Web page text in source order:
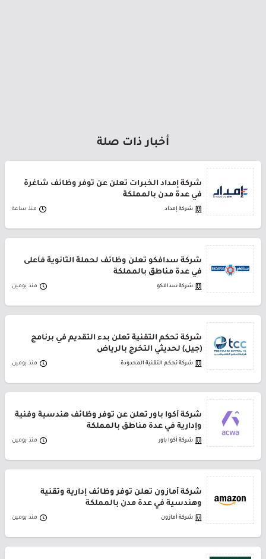
أخبار ذات صلة
شركة إمداد الخبرات تعلن عن توفر وظائف شاغرة
في عدة مدن بالمملكة
شركة إمداد منذ ساعة
شركة سدافكو تعلن وظائف لحملة الثانوية فأعلى
في عدة مناطق بالمملكة
شركة سدافكو منذ يومين
شركة تحكم التقنية تعلن بدء التقديم في برنامج
(جيل) لحديثي التخرج بالرياض
شركة تحكم التقنية المحدودة منذ يومين
شركة أكوا باور تعلن عن توفر وظائف هندسية وفنية
وإدارية في عدة مناطق بالمملكة
شركة أكوا باور منذ يومين
شركة أمازون تعلن توفر وظائف إدارية وتقنية
وهندسية في عدة مدن بالمملكة
شركة أمازون منذ يومين